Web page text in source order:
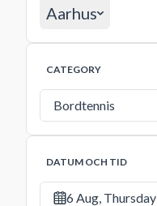
Aarhus
CATEGORY
Bordtennis
DATUM OCH TID
6 Aug, Thursday